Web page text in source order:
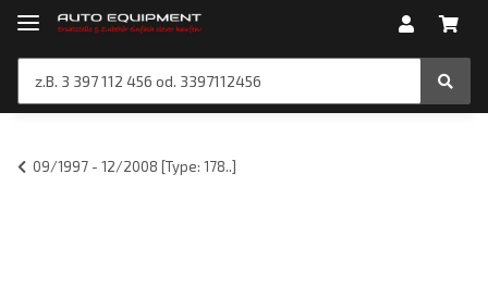
09/1997 - 12/2008 [Type: 178..]